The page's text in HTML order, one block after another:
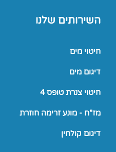
השירותים שלנו
חיטוי מים
דיגום מים
חיטוי צנרת טופס 4
מז"ח - מונע זרימה חוזרת
דיגום קולחין